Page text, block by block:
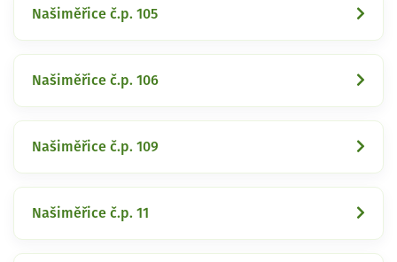
Našiměřice č.p. 105
Našiměřice č.p. 106
Našiměřice č.p. 109
Našiměřice č.p. 11